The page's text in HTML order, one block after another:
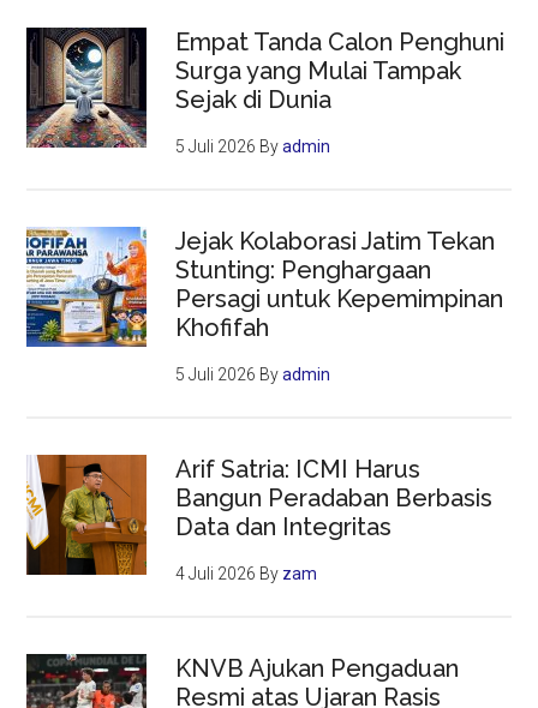
Empat Tanda Calon Penghuni
Surga yang Mulai Tampak
Sejak di Dunia
5 Juli 2026 Byadmin
Jejak Kolaborasi Jatim Tekan
Stunting: Penghargaan
Persagi untuk Kepemimpinan
Khofifah
5 Juli 2026 Byadmin
Arif Satria: ICMI Harus
Bangun Peradaban Berbasis
Data dan Integritas
4 Juli 2026 By zam
KNVB Ajukan Pengaduan
Resmi atas Ujaran Rasis